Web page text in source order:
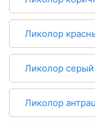
Ликолор
Ликолор серый
Ликолор